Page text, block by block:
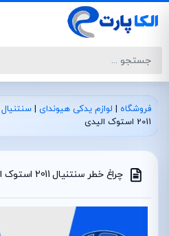
فروشگاه | لوازم یدکی هیوندای | سنتنیال 2011-2014
2011 استوک الیدی
چراغ خطر سنتنیال 2011 استوک الیدی